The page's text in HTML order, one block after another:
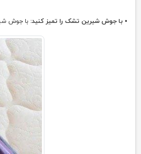
• با جوش شیرین تشک را تمیز کنید: با جوش